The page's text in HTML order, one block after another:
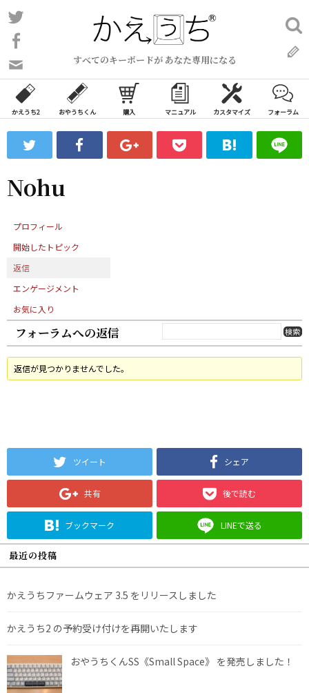
コ
ン
ン
ツ
ス
ッ
プ
すべてのキーボードが あなた専用になる
い
合
わ
フ
ォ
ム
検
索:
かえうち2 おやうちくん 購入 マニュアル カスタマイズ フォーラム
Nohu
プロフィール
開始したトピック
返信
エンゲージメント
お気に入り
フォーラムへの返信
返信が見つかりませんでした。
ツイート シェア
共有 後で読む
ブックマーク LINEで送る
最近の投稿
かえうちファームウェア 3.5 をリリースしました
かえうち2 の予約受け付けを再開いたします
おやうちくんSS《Small Space》 を発売しました！